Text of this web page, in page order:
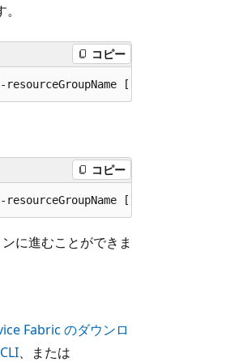
コピー
コピー
に進むことができま
Fabric のダウンロ
CLI、または